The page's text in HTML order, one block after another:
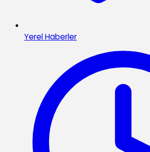
Yerel Haberler